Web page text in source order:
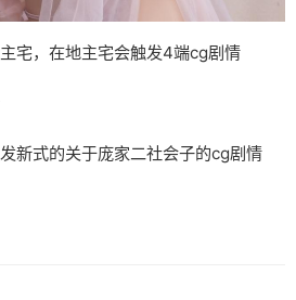
宅，在地主宅会触发4端cg剧情
新式的关于庞家二社会子的cg剧情